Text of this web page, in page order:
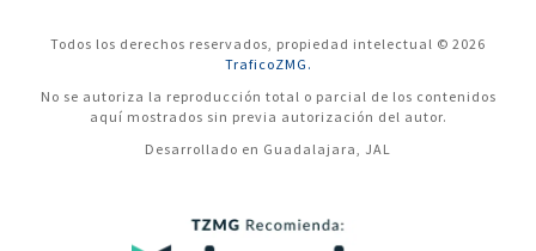
Todos los derechos reservados, propiedad intelectual © 2026
TraficoZMG.
No se autoriza la reproducción total o parcial de los contenidos
aquí mostrados sin previa autorización del autor.
Desarrollado en Guadalajara, JAL